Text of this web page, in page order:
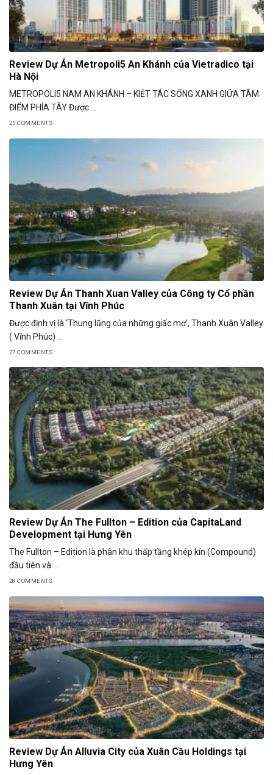
Review Dự Án Metropoli5 An Khánh của Vietradico tại
Hà Nội
METROPOLI5 NAM AN KHÁNH – KIỆT TÁC SỐNG XANH GIỮA TÂM
ĐIỂM PHÍA TÂY Được ...
23 COMMENTS
Review Dự Án Thanh Xuan Valley của Công ty Cổ phần
Thanh Xuân tại Vĩnh Phúc
Được định vị là ‘Thung lũng của những giấc mơ’, Thanh Xuân Valley
( Vĩnh Phúc) ...
27 COMMENTS
Review Dự Án The Fullton – Edition của CapitaLand
Development tại Hưng Yên
The Fullton – Edition là phân khu thấp tầng khép kín (Compound)
đầu tiên và ...
28 COMMENTS
Review Dự Án Alluvia City của Xuân Cầu Holdings tại
Hưng Yên